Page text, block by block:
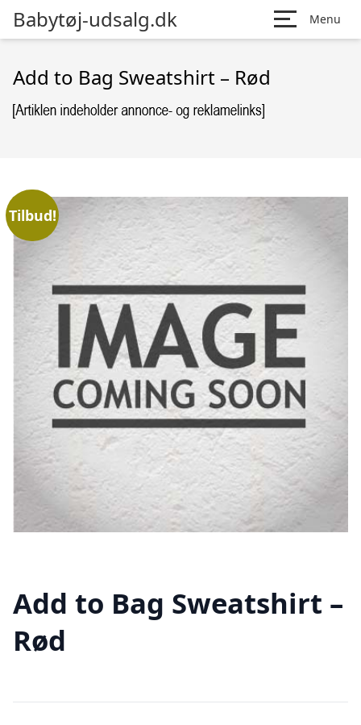
Babytøj-udsalg.dk Menu
Add to Bag Sweatshirt – Rød
Tilbud!
Add to Bag Sweatshirt –
Rød